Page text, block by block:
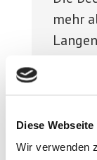
Diese
Wir verwenden
mehr
und